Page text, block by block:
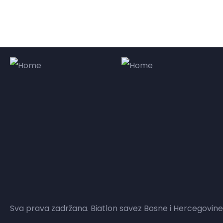
Sva prava zadržana. Biatlon savez Bosne i